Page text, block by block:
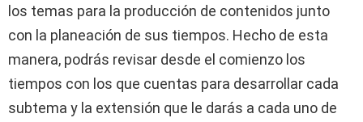
los temas para la producción de contenidos junto
con la planeación de sus tiempos. Hecho de esta
manera, podrás revisar desde el comienzo los
tiempos con los que cuentas para desarrollar cada
subtema y la extensión que le darás a cada uno de